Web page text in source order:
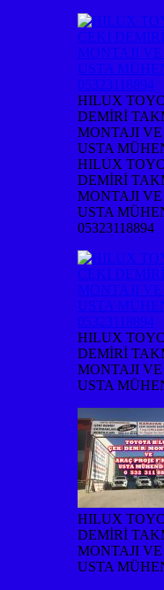
HILUX
DEMİRİ
MONTAJI
USTA
HILUX
DEMİRİ
MONTAJI
USTA
05323118894
HILUX
DEMİRİ
MONTAJI
USTA
HILUX
DEMİRİ
MONTAJI
USTA